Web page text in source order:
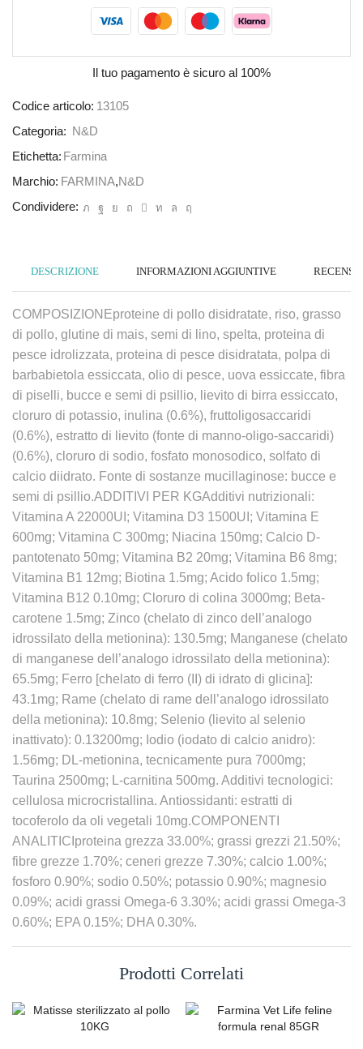
Il tuo pagamento è sicuro al 100%
Codice articolo: 13105
Categoria:
N&D
Etichetta: Farmina
Marchio: FARMINA,N&D
Condividere:
DESCRIZIONE INFORMAZIONI AGGIUNTIVE
COMPOSIZIONEproteine di pollo disidratate, riso, grasso
di pollo, glutine di mais, semi di lino, spelta, proteina di
pesce idrolizzata, proteina di pesce disidratata, polpa di
barbabietola essiccata, olio di pesce, uova essiccate, fibra
di piselli, bucce e semi di psillio, lievito di birra essiccato,
cloruro di potassio, inulina (0.6%), fruttoligosaccaridi
(0.6%), estratto di lievito (fonte di manno-oligo-saccaridi)
(0.6%), cloruro di sodio, fosfato monosodico, solfato di
calcio diidrato. Fonte di sostanze mucillaginose: bucce e
semi di psillio.ADDITIVI PER KGAdditivi nutrizionali:
Vitamina A 22000UI; Vitamina D3 1500UI; Vitamina E
600mg; Vitamina C 300mg; Niacina 150mg; Calcio D-
pantotenato 50mg; Vitamina B2 20mg; Vitamina B6 8mg;
Vitamina B1 12mg; Biotina 1.5mg; Acido folico 1.5mg;
Vitamina B12 0.10mg; Cloruro di colina 3000mg; Beta-
carotene 1.5mg; Zinco (chelato di zinco dell’analogo
idrossilato della metionina): 130.5mg; Manganese (chelato
di manganese dell’analogo idrossilato della metionina):
65.5mg; Ferro [chelato di ferro (II) di idrato di glicina]:
43.1mg; Rame (chelato di rame dell’analogo idrossilato
della metionina): 10.8mg; Selenio (lievito al selenio
inattivato): 0.13200mg; Iodio (iodato di calcio anidro):
1.56mg; DL-metionina, tecnicamente pura 7000mg;
Taurina 2500mg; L-carnitina 500mg. Additivi tecnologici:
cellulosa microcristallina. Antiossidanti: estratti di
tocoferolo da oli vegetali 10mg.COMPONENTI
ANALITICIproteina grezza 33.00%; grassi grezzi 21.50%;
fibre grezze 1.70%; ceneri grezze 7.30%; calcio 1.00%;
fosforo 0.90%; sodio 0.50%; potassio 0.90%; magnesio
0.09%; acidi grassi Omega-6 3.30%; acidi grassi Omega-3
0.60%; EPA 0.15%; DHA 0.30%.
Prodotti Correlati